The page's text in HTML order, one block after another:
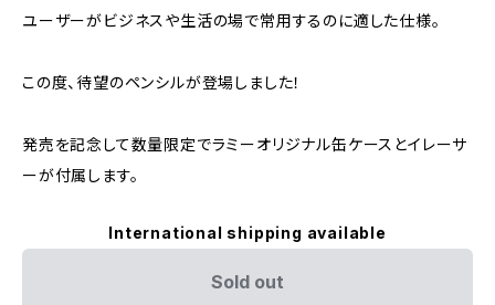
ユーザーがビジネスや生活の場で常用するのに適した仕様。
この度、待望のペンシルが登場しました！
発売を記念して数量限定でラミーオリジナル缶ケースとイレーサ
ーが付属します。
International shipping available
Sold out